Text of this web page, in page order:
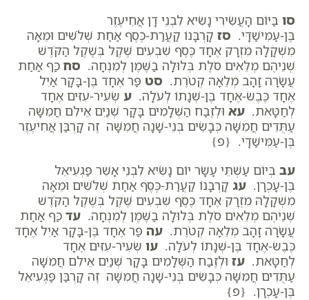
סו בַּיּוֹם הָעֲשִׂירִי נָשִׂיא לִבְנֵי דָן אֲחִיעֶזֶר
בֶּן-עַמִּישַׁדָּי. סז קָרְבָּנוֹ קַעֲרַת-כֶּסֶף אַחַת שְׁלֹשִׁים וּמֵאָה
מִשְׁקָלָהּ מִזְרָק אֶחָד כֶּסֶף שִׁבְעִים שֶׁקֶל בְּשֶׁקֶל הַקֹּדֶשׁ
שְׁנֵיהֶם מְלֵאִים סֹלֶת בְּלוּלָה בַשֶּׁמֶן לְמִנְחָה. סח כַּף אַחַת
עֲשָׂרָה זָהָב מְלֵאָה קְטֹרֶת. סט פַּר אֶחָד בֶּן-בָּקָר אַיִל
אֶחָד כֶּבֶשׂ-אֶחָד בֶּן-שְׁנָתוֹ לְעֹלָה. ע שְׂעִיר-עִזִּים אֶחָד
לְחַטָּאת. עא וּלְזֶבַח הַשְּׁלָמִים בָּקָר שְׁנַיִם אֵילִם חֲמִשָּׁה
עַתֻּדִים חֲמִשָּׁה כְּבָשִׂים בְּנֵי-שָׁנָה חֲמִשָּׁה זֶה קָרְבַּן אֲחִיעֶזֶר
בֶּן-עַמִּישַׁדָּי. {פ}
עב בְּיוֹם עַשְׁתֵּי עָשָׂר יוֹם נָשִׂיא לִבְנֵי אָשֵׁר פַּגְעִיאֵל
בֶּן-עָכְרָן. עג קָרְבָּנוֹ קַעֲרַת-כֶּסֶף אַחַת שְׁלֹשִׁים וּמֵאָה
מִשְׁקָלָהּ מִזְרָק אֶחָד כֶּסֶף שִׁבְעִים שֶׁקֶל בְּשֶׁקֶל הַקֹּדֶשׁ
שְׁנֵיהֶם מְלֵאִים סֹלֶת בְּלוּלָה בַשֶּׁמֶן לְמִנְחָה. עד כַּף אַחַת
עֲשָׂרָה זָהָב מְלֵאָה קְטֹרֶת. עה פַּר אֶחָד בֶּן-בָּקָר אַיִל אֶחָד
כֶּבֶשׂ-אֶחָד בֶּן-שְׁנָתוֹ לְעֹלָה. עו שְׂעִיר-עִזִּים אֶחָד
לְחַטָּאת. עז וּלְזֶבַח הַשְּׁלָמִים בָּקָר שְׁנַיִם אֵילִם חֲמִשָּׁה
עַתֻּדִים חֲמִשָּׁה כְּבָשִׂים בְּנֵי-שָׁנָה חֲמִשָּׁה זֶה קָרְבַּן פַּגְעִיאֵל
בֶּן-עָכְרָן. {פ}